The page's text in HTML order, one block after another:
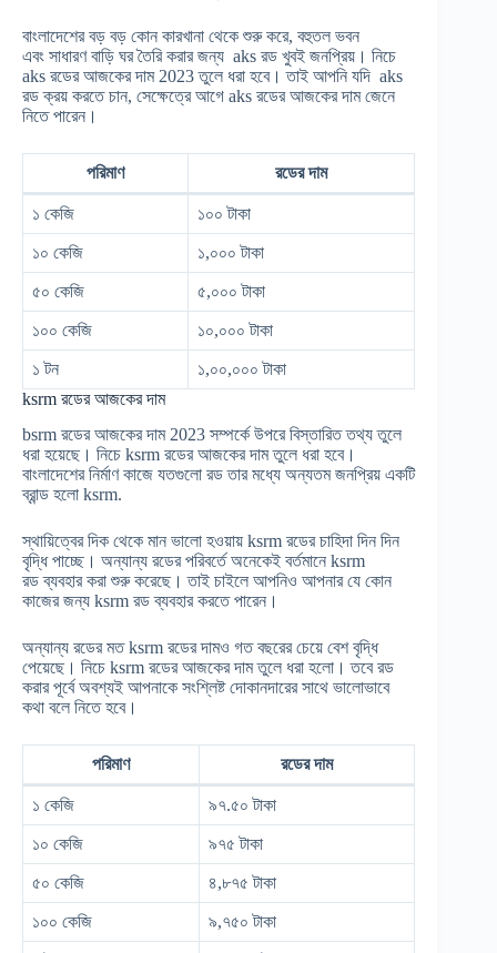
বাংলাদেশের বড় বড় কোন কারখানা থেকে শুরু করে, বহুতল ভবন
এবং সাধারণ বাড়ি ঘর তৈরি করার জন্য aks রড খুবই জনপ্রিয়। নিচে
aks রডের আজকের দাম 2023 তুলে ধরা হবে। তাই আপনি যদি aks
রড ক্রয় করতে চান, সেক্ষেত্রে আগে aks রডের আজকের দাম জেনে
নিতে পারেন।
পরিমাণ রডের দাম
১ কেজি ১০০ টাকা
১০ কেজি ১,০০০ টাকা
৫০ কেজি ৫,০০০ টাকা
১০০ কেজি ১০,০০০ টাকা
১ টন
১,০০,০০০ টাকা
ksrm রডের আজকের দাম
bsrm রডের আজকের দাম 2023 সম্পর্কে উপরে বিস্তারিত তথ্য তুলে
ধরা হয়েছে। নিচে ksrm রডের আজকের দাম তুলে ধরা হবে।
বাংলাদেশের নির্মাণ কাজে যতগুলো রড তার মধ্যে অন্যতম জনপ্রিয় একটি
ব্রান্ড হলো ksrm.
স্থায়িত্বের দিক থেকে মান ভালো হওয়ায় ksrm রডের চাহিদা দিন দিন
বৃদ্ধি পাচ্ছে। অন্যান্য রডের পরিবর্তে অনেকেই বর্তমানে ksrm
রড ব্যবহার করা শুরু করেছে। তাই চাইলে আপনিও আপনার যে কোন
কাজের জন্য ksrm রড ব্যবহার করতে পারেন।
অন্যান্য রডের মত ksrm রডের দামও গত বছরের চেয়ে বেশ বৃদ্ধি
পেয়েছে। নিচে ksrm রডের আজকের দাম তুলে ধরা হলো। তবে রড
করার পূর্বে অবশ্যই আপনাকে সংশ্লিষ্ট দোকানদারের সাথে ভালোভাবে
কথা বলে নিতে হবে।
পরিমাণ রডের দাম
১ কেজি ৯৭.৫০ টাকা
১০ কেজি ৯৭৫ টাকা
৫০ কেজি ৪,৮৭৫ টাকা
১০০ কেজি ৯,৭৫০ টাকা